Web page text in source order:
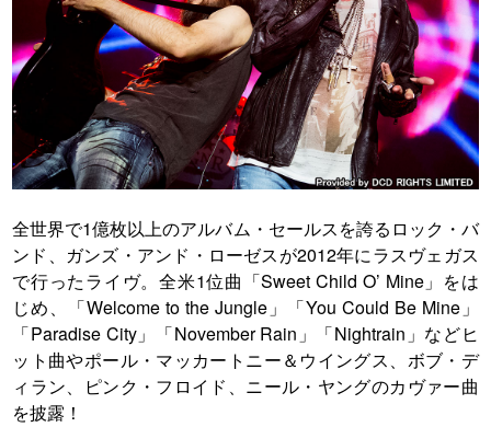
全世界で1億枚以上のアルバム・セールスを誇るロック・バ
ンド、ガンズ・アンド・ローゼスが2012年にラスヴェガス
で行ったライヴ。全米1位曲「Sweet Child O’ Mine」をは
じめ、「Welcome to the Jungle」「You Could Be Mine」
「Paradise City」「November Rain」「Nightrain」などヒ
ット曲やポール・マッカートニー＆ウイングス、ボブ・デ
ィラン、ピンク・フロイド、ニール・ヤングのカヴァー曲
を披露！